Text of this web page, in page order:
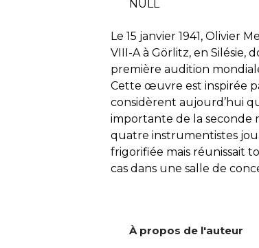
NULL
Le 15 janvier 1941, Olivier
VIII-A à Görlitz, en Silésie,
première audition
Cette œuvre est inspirée
considèrent aujourd’hui
importante de la seconde
quatre instrumentistes
frigorifiée mais réunissait
cas dans une salle de
À propos de l'auteur